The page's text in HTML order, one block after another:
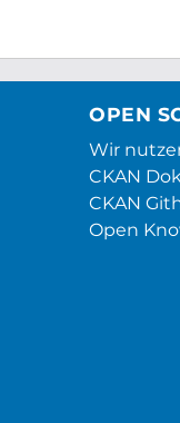
OPEN
Wir
CKAN
CKAN
Open